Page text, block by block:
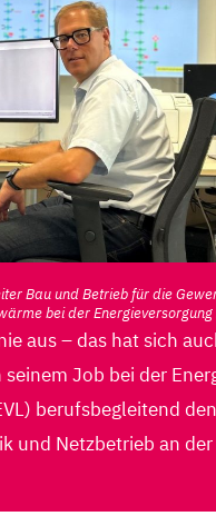
Bau und Betrieb für die
bei der
aus – das hat sich
Job bei der
berufsbegleitend
und Netzbetrieb an